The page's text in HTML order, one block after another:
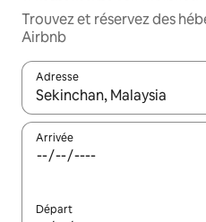
Trouvez et réservez des
Airbnb
Adresse
Lorsque les résultats
Arrivée
Départ